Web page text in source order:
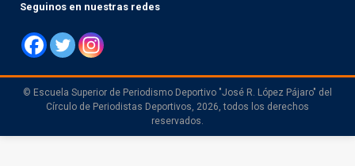
Seguinos en nuestras redes
© Escuela Superior de Periodismo Deportivo "José R. López Pájaro" del
Círculo de Periodistas Deportivos, 2026, todos los derechos
reservados.